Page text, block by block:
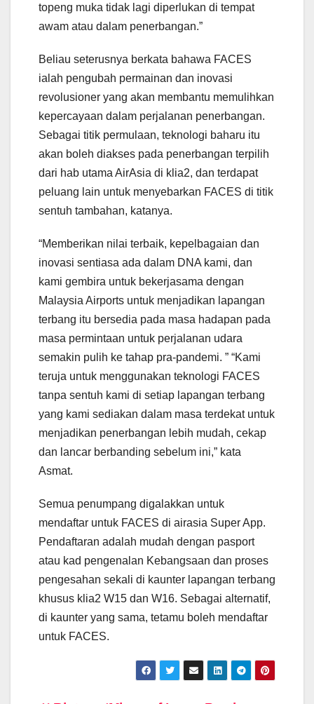
topeng muka tidak lagi diperlukan di tempat
awam atau dalam penerbangan.”
Beliau seterusnya berkata bahawa FACES
ialah pengubah permainan dan inovasi
revolusioner yang akan membantu memulihkan
kepercayaan dalam perjalanan penerbangan.
Sebagai titik permulaan, teknologi baharu itu
akan boleh diakses pada penerbangan terpilih
dari hab utama AirAsia di klia2, dan terdapat
peluang lain untuk menyebarkan FACES di titik
sentuh tambahan, katanya.
“Memberikan nilai terbaik, kepelbagaian dan
inovasi sentiasa ada dalam DNA kami, dan
kami gembira untuk bekerjasama dengan
Malaysia Airports untuk menjadikan lapangan
terbang itu bersedia pada masa hadapan pada
masa permintaan untuk perjalanan udara
semakin pulih ke tahap pra-pandemi. ” “Kami
teruja untuk menggunakan teknologi FACES
tanpa sentuh kami di setiap lapangan terbang
yang kami sediakan dalam masa terdekat untuk
menjadikan penerbangan lebih mudah, cekap
dan lancar berbanding sebelum ini,” kata
Asmat.
Semua penumpang digalakkan untuk
mendaftar untuk FACES di airasia Super App.
Pendaftaran adalah mudah dengan pasport
atau kad pengenalan Kebangsaan dan proses
pengesahan sekali di kaunter lapangan terbang
khusus klia2 W15 dan W16. Sebagai alternatif,
di kaunter yang sama, tetamu boleh mendaftar
untuk FACES.